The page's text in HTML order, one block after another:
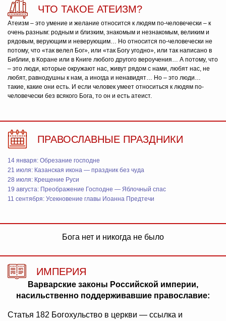
ЧТО ТАКОЕ АТЕИЗМ?
Атеизм – это умение и желание относится к людям по-человечески – к
очень разным: родным и близким, знакомым и незнакомым, великим и
рядовым, верующим и неверующим… Но относится по-человечески не
потому, что «так велел Бог», или «так Богу угодно», или так написано в
Библии, в Коране или в Книге любого другого вероучения… А потому, что
– это люди, которые окружают нас, живут рядом с нами, любят нас, не
любят, равнодушны к нам, а иногда и ненавидят… Но – это люди…
такие, какие они есть. И если человек умеет относиться к людям по-
человечески без всякого Бога, то он и есть атеист.
ПРАВОСЛАВНЫЕ ПРАЗДНИКИ
14 января: Обрезание господне
21 июля: Казанская икона — праздник без чуда
28 июля: Крещение Руси
19 августа: Преображение Господне — Яблочный спас
11 сентября: Усекновение главы Иоанна Предтечи
Бога нет и никогда не было
ИМПЕРИЯ
Варварские законы Российской империи,
насильственно поддерживавшие православие:
Статья 182 Богохульство в церкви — ссылка и